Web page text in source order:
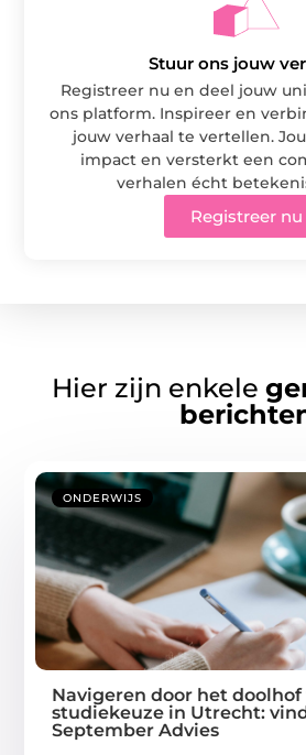
Stuur ons jouw
Registreer nu en deel jouw
ons platform. Inspireer en
jouw verhaal te vertellen.
impact en versterkt een
verhalen écht
Registreer nu
Hier zijn enkele
ONDERWIJS
Navigeren door het doolhof
studiekeuze in Utrecht:
September Advies